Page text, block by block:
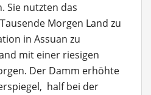
Sie nutzten das
Morgen Land zu
in Assuan zu
mit einer riesigen
Der Damm erhöhte
half bei der